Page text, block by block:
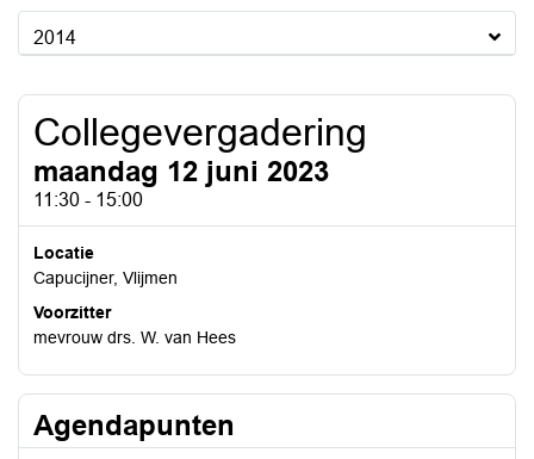
2014
Collegevergadering
maandag 12 juni 2023
11:30 - 15:00
Locatie
Capucijner, Vlijmen
Voorzitter
mevrouw drs. W. van Hees
Agendapunten